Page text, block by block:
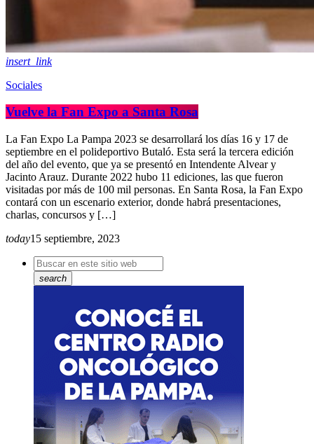
insert_link
Sociales
Vuelve la Fan Expo a Santa Rosa
La Fan Expo La Pampa 2023 se desarrollará los días 16 y 17 de
septiembre en el polideportivo Butaló. Esta será la tercera edición
del año del evento, que ya se presentó en Intendente Alvear y
Jacinto Arauz. Durante 2022 hubo 11 ediciones, las que fueron
visitadas por más de 100 mil personas. En Santa Rosa, la Fan Expo
contará con un escenario exterior, donde habrá presentaciones,
charlas, concursos y […]
today15 septiembre, 2023
search